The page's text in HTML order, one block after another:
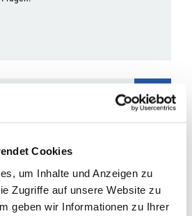
Cookies
um Inhalte und Anzeigen zu
Zugriffe auf unsere Website zu
geben wir Informationen zu Ihrer
Lohnbuchhaltung
Sie ist die Basis für langfristige
Veränderungen im Markt zu reagieren.
Unternehmen ist die Finanz- und
und kostenintensive Aufgabe, die mit